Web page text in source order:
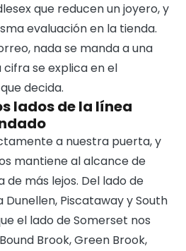
que reducen un joyero, y
evaluación en la tienda.
nada se manda a una
se explica en el
decida.
lados de la línea
a nuestra puerta, y
mantiene al alcance de
de más lejos. Del lado de
Dunellen, Piscataway y South
el lado de Somerset nos
Brook, Green Brook,